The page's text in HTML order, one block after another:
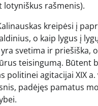
lotyniškus rašmenis).
kreipėsi į
o kaip lygus į
svetima ir priešiška,
teisingumą. Būtent
politinei agitacijai XIX
padėjęs pamatus